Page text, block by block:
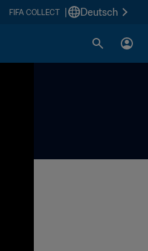
FIFA COLLECT Deutsch